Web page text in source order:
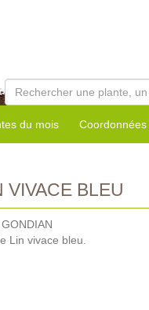
du mois
VIVACE BLEU
GONDIAN
Lin vivace bleu.